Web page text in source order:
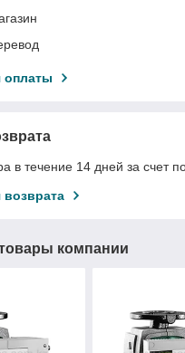
оплаты
в течение 14 дней за счет
возврата
компании